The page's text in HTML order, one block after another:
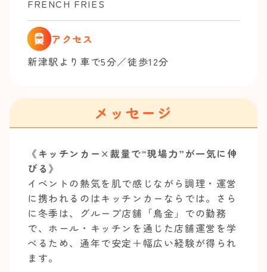
FRENCH FRIES
アクセス
新津駅より車で5分／徒歩12分
メッセージ
《キッチンカー×裁量で“現場力”が一気に伸
びる》
イベントの熱気を肌で感じながら調理・運営
に携われるのはキッチンカーならでは。さら
に冬季は、グループ店舗「鳥金」での勤務
で、ホール・キッチンを通じた店舗運営を学
べるため、通年で安定＋幅広い経験が得られ
ます。